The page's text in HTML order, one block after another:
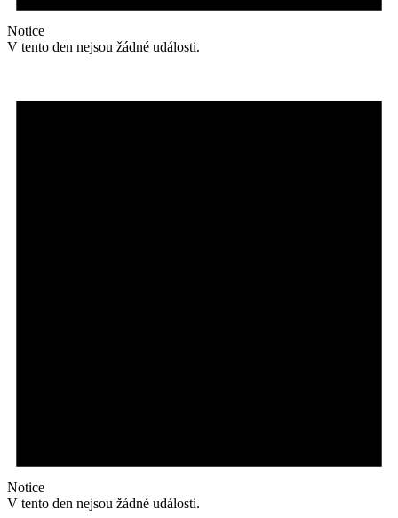
Notice
V tento den nejsou žádné události.
Notice
V tento den nejsou žádné události.